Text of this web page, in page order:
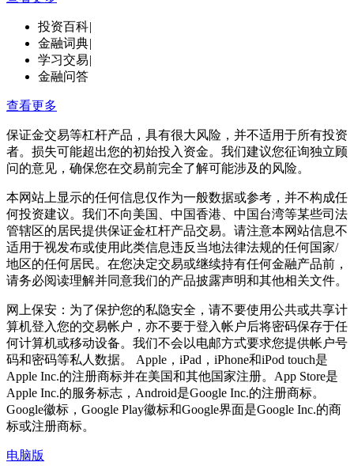
投资百科|
金融词典|
学习交易|
金融问答
查看更多
保证金交易等杠杆产品，具有很大风险，并不适用于所有投资
者。损失可能超出您的初始投入资金。我们建议您征询独立顾
问的意见，确保您在交易前完全了解可能涉及的风险。
本网站上显示的任何信息仅作为一般数据或参考，并不构成任
何投资建议。我们不向美国、中国香港、中国台湾等某些司法
管辖区的居民提供保证金杠杆产品交易。请注意本网站信息不
适用于视发布或使用此类信息违反当地法律法规的任何国家/
地区的任何居民。在您决定交易或继续持有任何金融产品前，
请务必阅读理解并同意我们的产品披露声明和其他相关文件。
网上保安：为了保护您的私隐安全，请不要使用公共或共享计
算机登入您的交易帐户，亦不要于登入帐户后将密码保存于任
何计算机或移动设备。我们不会以电邮方式要求您提供帐户号
码和密码等私人数据。 Apple，iPad，iPhone和iPod touch是
Apple Inc.的注册商标并在美国和其他国家注册。App Store是
Apple Inc.的服务标志，Android是Google Inc.的注册商标。
Google徽标，Google Play徽标和Google界面是Google Inc.的商
标或注册商标。
电脑版